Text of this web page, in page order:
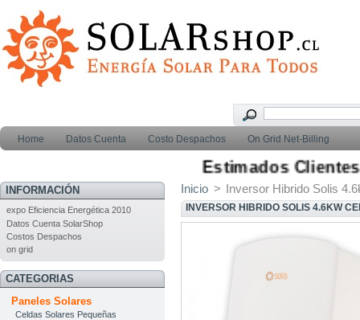
Home Datos Cuenta Costo Despachos On Grid Net-Billing
Estimados
INFORMACIÓN
expo Eficiencia Energética 2010
Datos Cuenta SolarShop
Costos Despachos
on grid
CATEGORIAS
Paneles Solares
Celdas Solares Pequeñas
Inicio > Inversor Hibrido Solis
INVERSOR HIBRIDO SOLIS 4.6KW